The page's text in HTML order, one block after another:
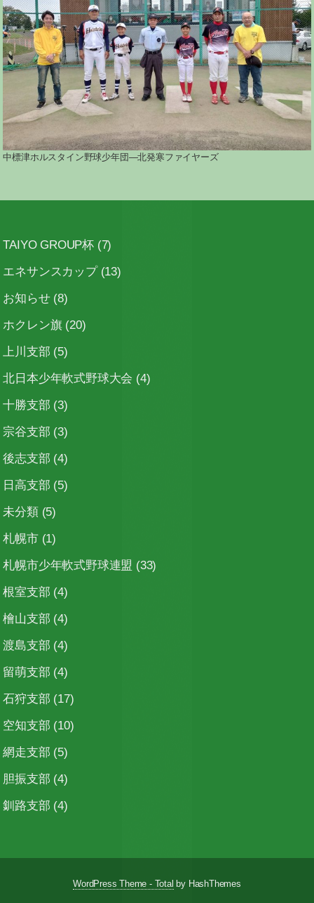
中標津ホルスタイン野球少年団―北発寒ファイヤーズ
TAIYO GROUP杯 (7)
エネサンスカップ(13)
お知らせ(8)
ホクレン旗(20)
上川支部 (5)
北日本少年軟式野球大会 (4)
十勝支部 (3)
宗谷支部 (3)
後志支部 (4)
日高支部 (5)
未分類(5)
札幌市(1)
札幌市少年軟式野球連盟 (33)
根室支部 (4)
檜山支部 (4)
渡島支部 (4)
留萌支部 (4)
石狩支部 (17)
空知支部 (10)
網走支部 (5)
胆振支部 (4)
釧路支部 (4)
WordPress Theme - Total by HashThemes